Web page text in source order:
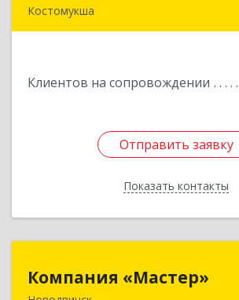
Костомукша
Клиентов на сопровождении
Отправить заявку
Показать контакты
Отправить заявку
Назад
Компания «Мастер»